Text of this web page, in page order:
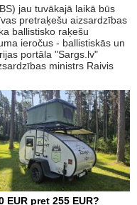
jau tuvākajā laikā būs
pretraķešu aizsardzības
ballistisko raķešu
ieročus - ballistiskās un
portāla "Sargs.lv"
ministrs Raivis
EUR pret 255 EUR?